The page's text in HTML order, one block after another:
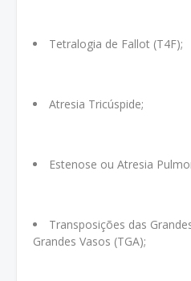
Tetralogia de Fallot (T4F);
Atresia Tricúspide;
Estenose ou Atresia
Transposições das
Grandes Vasos (TGA);